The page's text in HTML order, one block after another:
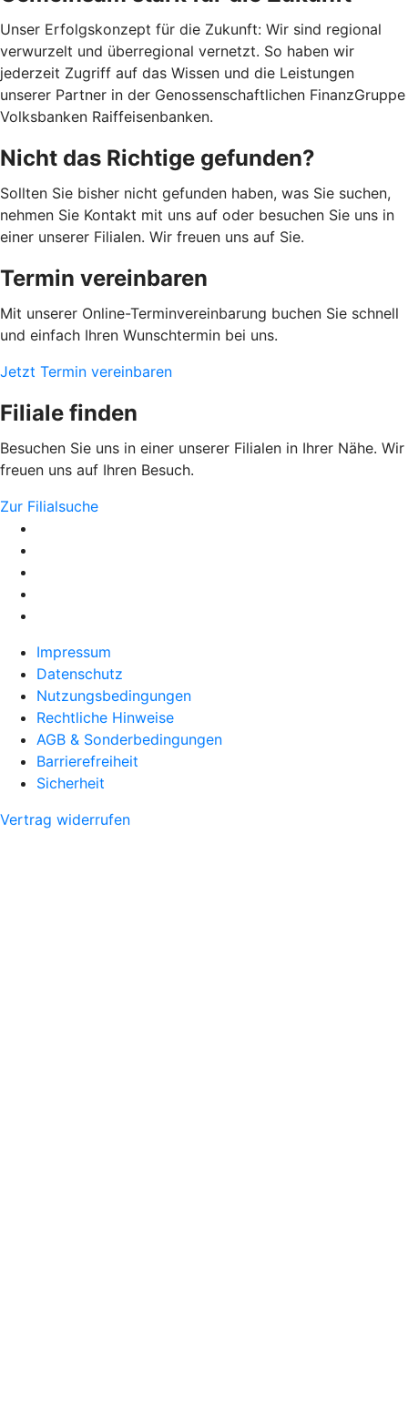
Unser Erfolgskonzept für die Zukunft: Wir sind regional
verwurzelt und überregional vernetzt. So haben wir
jederzeit Zugriff auf das Wissen und die Leistungen
unserer Partner in der Genossenschaftlichen FinanzGruppe
Volksbanken Raiffeisenbanken.
Nicht das Richtige gefunden?
Sollten Sie bisher nicht gefunden haben, was Sie suchen,
nehmen Sie Kontakt mit uns auf oder besuchen Sie uns in
einer unserer Filialen. Wir freuen uns auf Sie.
Termin vereinbaren
Mit unserer Online-Terminvereinbarung buchen Sie schnell
und einfach Ihren Wunschtermin bei uns.
Jetzt Termin vereinbaren
Filiale finden
Besuchen Sie uns in einer unserer Filialen in Ihrer Nähe. Wir
freuen uns auf Ihren Besuch.
Zur Filialsuche
Impressum
Datenschutz
Nutzungsbedingungen
Rechtliche Hinweise
AGB & Sonderbedingungen
Barrierefreiheit
Sicherheit
Vertrag widerrufen